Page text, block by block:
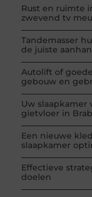
Rust en ruimte
zwevend tv
Tandemasser
de juiste
Autolift of
gebouw en
Uw slaapkamer
gietvloer in
Een nieuwe
slaapkamer
Effectieve
doelen